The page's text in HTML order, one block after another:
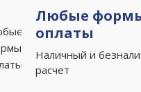
Любые
оплаты
Наличный и
расчет